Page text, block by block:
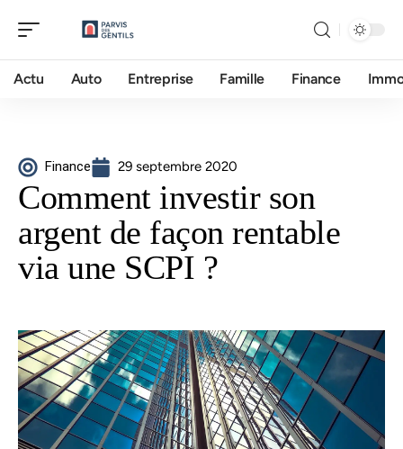
Actu Auto Entreprise Famille Finance
Finance 29 septembre 2020
Comment investir son
argent de façon rentable
via une SCPI ?